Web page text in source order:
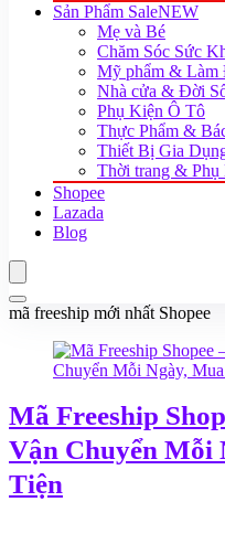
Sản Phẩm SaleNEW
Mẹ và Bé
Chăm Sóc Sức
Mỹ phẩm & Làm
Nhà cửa & Đời
Phụ Kiện Ô Tô
Thực Phẩm &
Thiết Bị Gia
Thời trang & Phụ
Shopee
Lazada
Blog
mã freeship mới nhất Shopee
Mã Freeship
Vận Chuyển Mỗi
Tiện